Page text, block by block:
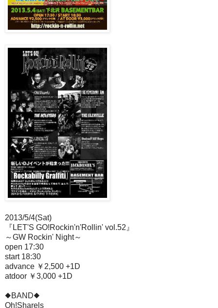
2013/5/4(Sat)
『LET'S GO!Rockin'n'Rollin' vol.52』
～GW Rockin' Night～
open 17:30
start 18:30
advance ￥2,500 +1D
atdoor ￥3,000 +1D
◆BAND◆
Oh!Sharels